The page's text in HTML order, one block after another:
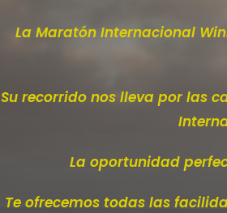
La Maratón Internacional
Su recorrido nos lleva por las
La oportunidad
Te ofrecemos todas las